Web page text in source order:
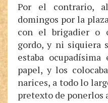
Por el contrario,
domingos por la
con el brigadier o
gordo, y ni siquiera
estaba
papel, y los
narices, a todo lo
pretexto de ponerlos